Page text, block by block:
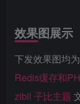
效果图展示
下发效果图均
Redis缓存和
zibll 子比主题